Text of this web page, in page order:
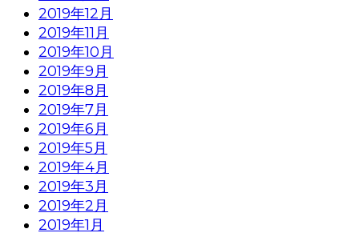
2019年12月
2019年11月
2019年10月
2019年9月
2019年8月
2019年7月
2019年6月
2019年5月
2019年4月
2019年3月
2019年2月
2019年1月